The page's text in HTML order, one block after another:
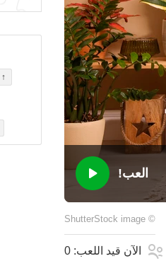
العب!
©
ShutterStock image
الآن قيد اللعب:0
↑